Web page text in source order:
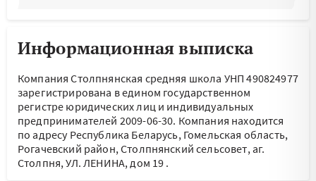
Информационная выписка
Компания Столпнянская средняя школа УНП 490824977
зарегистрирована в едином государственном
регистре юридических лиц и индивидуальных
предпринимателей 2009-06-30. Компания находится
по адресу Республика Беларусь, Гомельская область,
Рогачевский район, Столпнянский сельсовет, аг.
Столпня, УЛ. ЛЕНИНА, дом 19 .